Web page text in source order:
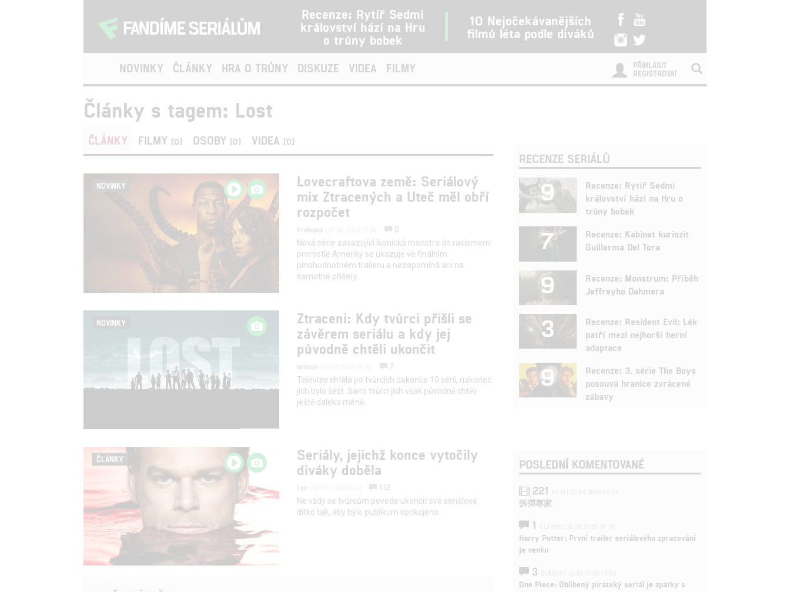
Recenze: Rytíř Sedmi
království hází na Hru
o trůny bobek
10 Nejočekávanějších
filmů léta podle diváků
NOVINKY ČLÁNKY HRA O TRŮNY DISKUZE VIDEA FILMY
PŘIHLÁSIT
REGISTROVAT
Články s tagem: Lost
ČLÁNKY FILMY (0) OSOBY (0) VIDEA (0)
NOVINKY
Lovecraftova země: Seriálový
mix Ztracených a Uteč měl obří
rozpočet
Prokopio
0
Nová série zasazující ikonická monstra do rasismem
prorostlé Ameriky se ukazuje ve finálním
plnohodnotném traileru a nezapomíná ani na
samotné příšery.
NOVINKY
Ztraceni: Kdy tvůrci přišli se
závěrem seriálu a kdy jej
původně chtěli ukončit
kotilion
7
Televize chtěla po tvůrcích dokonce 10 sérií, nakonec
jich bylo šest. Sami tvůrci jich však původně chtěli
ještě daleko méně.
ČLÁNKY
Seriály, jejichž konce vytočily
diváky doběla
Lee
112
Ne vždy se tvůrcům povede ukončit své seriálové
dítko tak, aby bylo publikum spokojeno.
RECENZE SERIÁLŮ
9
Recenze: Rytíř Sedmi
království hází na Hru o
trůny bobek
7
Recenze: Kabinet kuriozit
Guillerma Del Tora
9
Recenze: Monstrum: Příběh
Jeffreyho Dahmera
3
Recenze: Resident Evil: Lék
patří mezi nejhorší herní
adaptace
9
Recenze: 3. série The Boys
posouvá hranice zvrácené
zábavy
POSLEDNÍ KOMENTOVANÉ
221
拆彈專家
1
Harry Potter: První trailer seriálového zpracování
je venku
3
One Piece: Oblíbený pirátský seriál je zpátky s